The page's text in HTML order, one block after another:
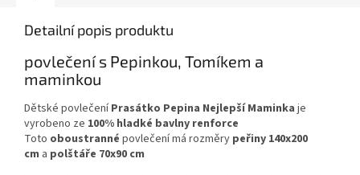
Detailní popis produktu
povlečení s Pepinkou, Tomíkem a
maminkou
Dětské povlečeníPrasátko Pepina Nejlepší Maminka je
vyrobeno ze 100% hladké bavlny renforce
Toto oboustranné povlečení má rozměry peřiny 140x200
cm a polštáře 70x90 cm